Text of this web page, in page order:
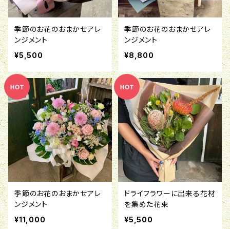
季節のお花のおまかせアレ
ンジメント
¥5,500
季節のお花のおまかせアレ
ンジメント
¥8,800
季節のお花のおまかせアレ
ンジメント
¥11,000
ドライフラワーに出来る花材
を集めた花束
¥5,500